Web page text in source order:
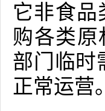
它非食
购各类
部门临时
正常运营。